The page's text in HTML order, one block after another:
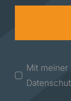
Mit meiner